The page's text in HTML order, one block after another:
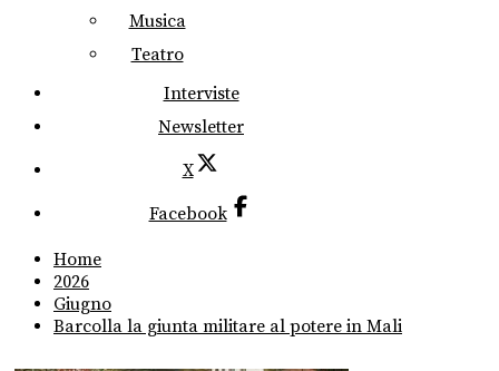
Musica
Teatro
Interviste
Newsletter
X
Facebook
Home
2026
Giugno
Barcolla la giunta militare al potere in Mali